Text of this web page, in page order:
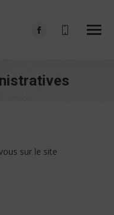
Facebook
in
sur le site